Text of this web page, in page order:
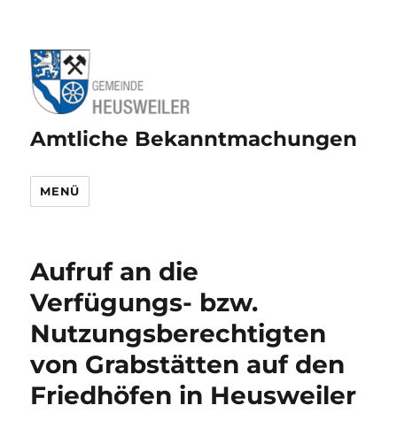
Amtliche Bekanntmachungen
MENÜ
Aufruf an die
Verfügungs- bzw.
Nutzungsberechtigten
von Grabstätten auf den
Friedhöfen in Heusweiler